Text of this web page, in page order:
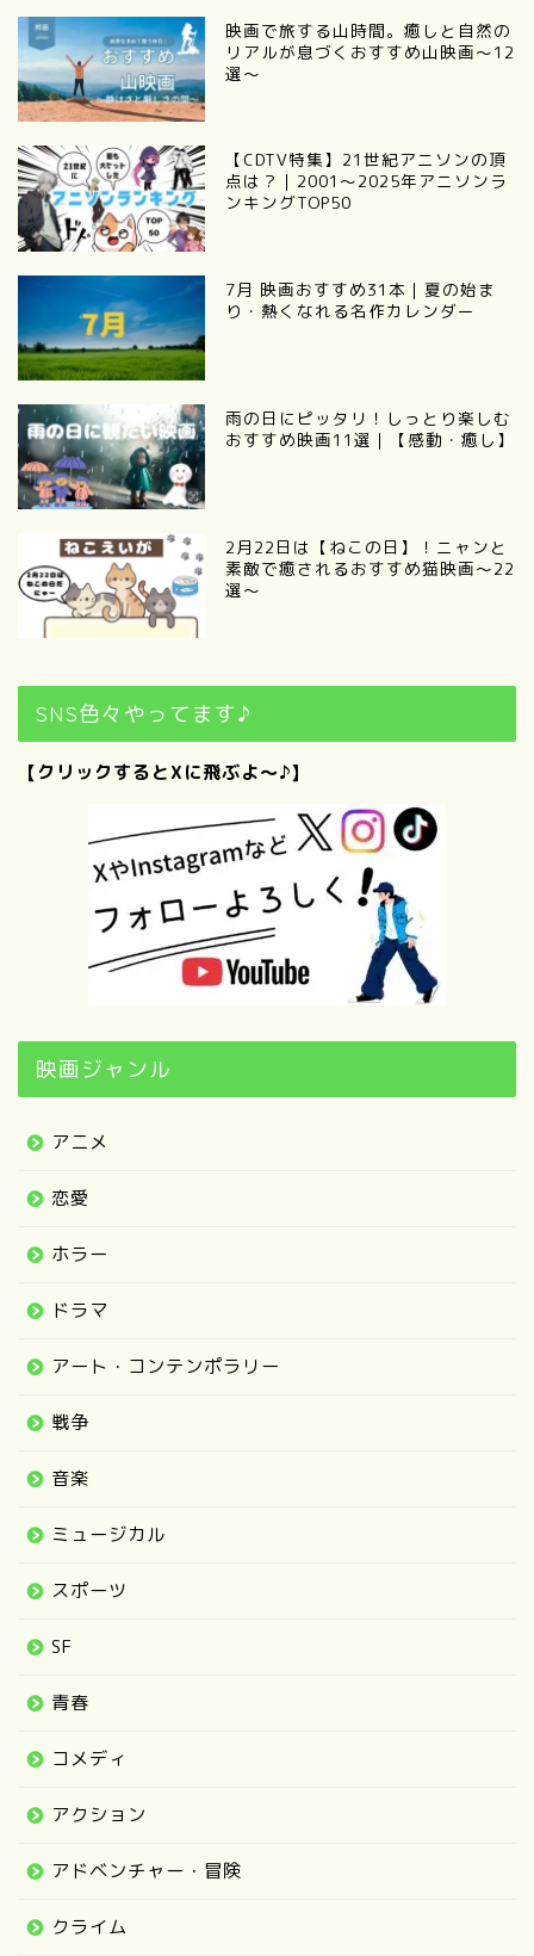
映画で旅する山時間。癒しと自然の
リアルが息づくおすすめ山映画～12
選～
【CDTV特集】21世紀アニソンの頂
点は？｜2001～2025年アニソンラ
ンキングTOP50
7月 映画おすすめ31本｜夏の始ま
り・熱くなれる名作カレンダー
雨の日にピッタリ！しっとり楽しむ
おすすめ映画11選｜【感動・癒し】
2月22日は【ねこの日】！ニャンと
素敵で癒されるおすすめ猫映画～22
選～
SNS色々やってます♪
【クリックするとXに飛ぶよ～♪】
映画ジャンル
アニメ
恋愛
ホラー
ドラマ
アート・コンテンポラリー
戦争
音楽
ミュージカル
スポーツ
SF
青春
コメディ
アクション
アドベンチャー・冒険
クライム